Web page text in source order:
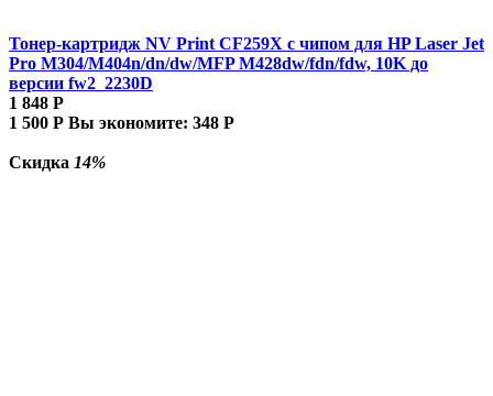
Тонер-картридж NV Print CF259X с чипом для HP Laser Jet
Pro M304/M404n/dn/dw/MFP M428dw/fdn/fdw, 10K до
версии fw2_2230D
1 848 Р
1 500 Р Вы экономите: 348 Р
Скидка 14%